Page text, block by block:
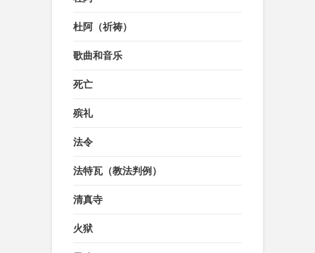
杜阿（祈祷）
歌曲和音乐
死亡
殡礼
法令
法特瓦（教法判例）
清真寺
火狱